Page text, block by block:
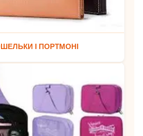
І ПОРТМОНІ